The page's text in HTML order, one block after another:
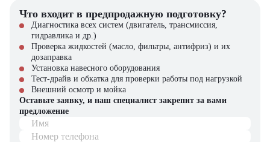
Что входит в предпродажную подготовку?
Диагностика всех систем (двигатель, трансмиссия,
гидравлика и др.)
Проверка жидкостей (масло, фильтры, антифриз) и их
дозаправка
Установка навесного оборудования
Тест-драйв и обкатка для проверки работы под нагрузкой
Внешний осмотр и мойка
Оставьте заявку, и наш специалист закрепит за вами
предложение
Имя
Номер телефона